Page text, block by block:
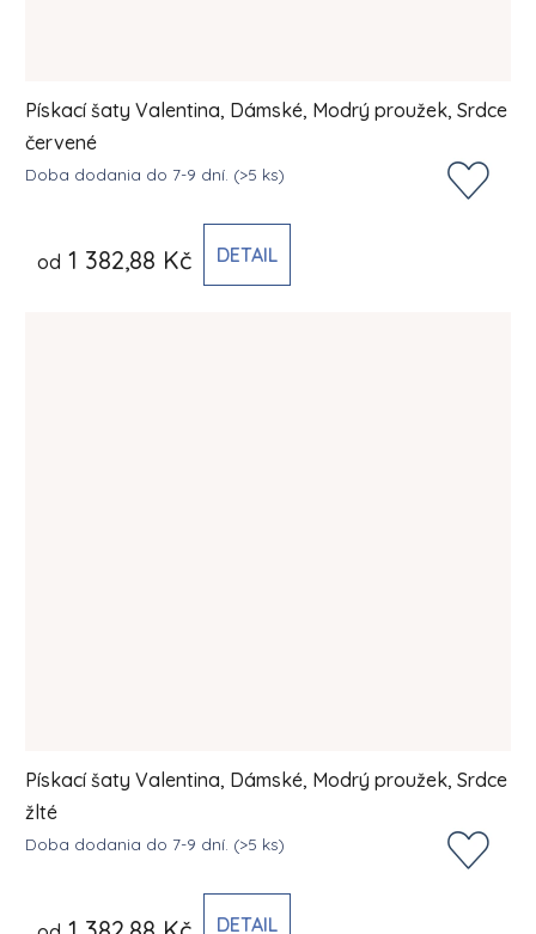
Pískací šaty Valentina, Dámské, Modrý proužek, Srdce
červené
Doba dodania do 7-9 dní. (>5 ks)
od 1 382,88 Kč DETAIL
Pískací šaty Valentina, Dámské, Modrý proužek, Srdce
žlté
Doba dodania do 7-9 dní. (>5 ks)
DETAIL